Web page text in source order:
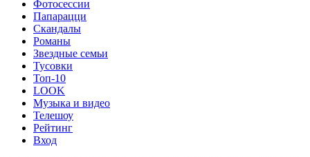
Фотосессии
Папарацци
Скандалы
Романы
Звездные семьи
Тусовки
Топ-10
LOOK
Музыка и видео
Телешоу
Рейтинг
Вход